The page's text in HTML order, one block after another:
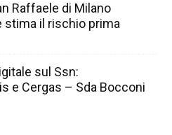
Raffaele di Milano
stima il rischio prima
sul Ssn:
e Cergas – Sda Bocconi